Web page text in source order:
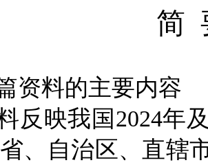
简
资料的主要内容
反映我国 2024年
、自治区、直辖